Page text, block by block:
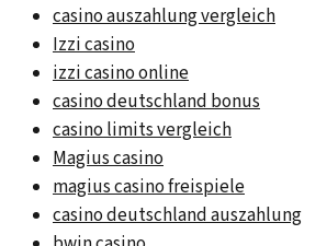
casino auszahlung vergleich
Izzi casino
izzi casino online
casino deutschland bonus
casino limits vergleich
Magius casino
magius casino freispiele
casino deutschland auszahlung